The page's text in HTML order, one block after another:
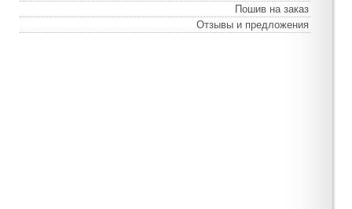
Пошив на заказ
Отзывы и предложения